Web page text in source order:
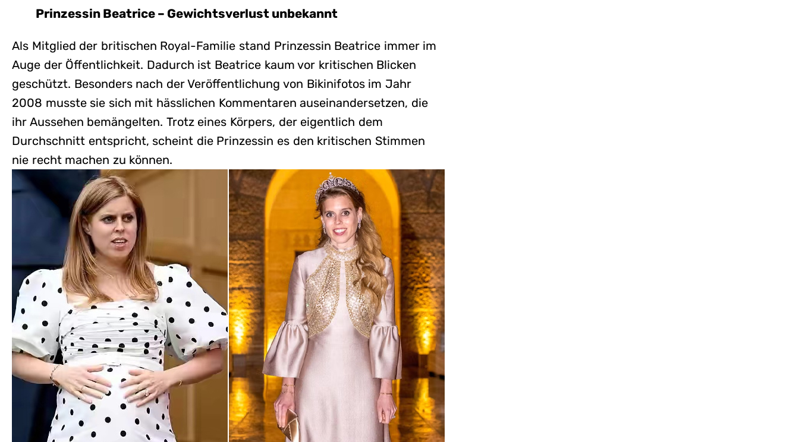
Prinzessin Beatrice – Gewichtsverlust unbekannt
Als Mitglied der britischen Royal-Familie stand Prinzessin Beatrice immer im
Auge der Öffentlichkeit. Dadurch ist Beatrice kaum vor kritischen Blicken
geschützt. Besonders nach der Veröffentlichung von Bikinifotos im Jahr
2008 musste sie sich mit hässlichen Kommentaren auseinandersetzen, die
ihr Aussehen bemängelten. Trotz eines Körpers, der eigentlich dem
Durchschnitt entspricht, scheint die Prinzessin es den kritischen Stimmen
nie recht machen zu können.